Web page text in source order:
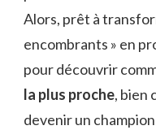
Alors, prêt à
encombrants » en
pour découvrir
la plus proche, bien
devenir un